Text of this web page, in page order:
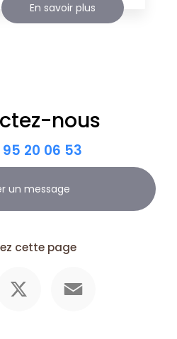
En savoir plus
nous
20 06 53
un message
cette page